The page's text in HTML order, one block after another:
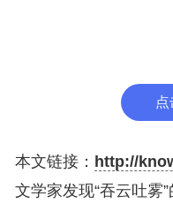
“这些古老的红巨星
常一样待在那里，然
进一步的观测表明，
本文链接： http://
文学家发现“吞云吐雾”